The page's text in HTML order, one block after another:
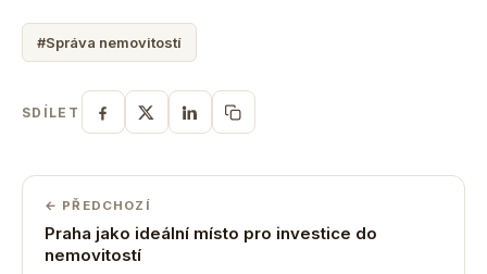
#Správa nemovitostí
SDÍLET
← PŘEDCHOZÍ
Praha jako ideální místo pro investice do
nemovitostí